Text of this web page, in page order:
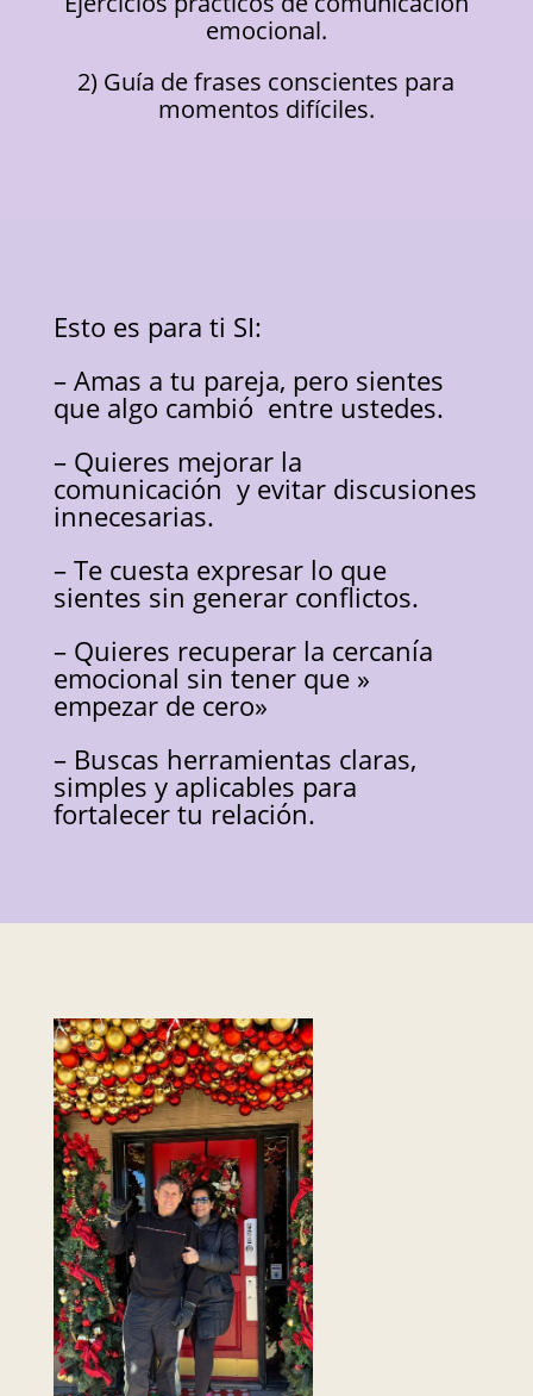
emocional.
2) Guía de frases conscientes para
momentos difíciles.
Esto es para ti SI:
– Amas a tu pareja, pero sientes
que algo cambió entre ustedes.
– Quieres mejorar la
comunicación y evitar discusiones
innecesarias.
– Te cuesta expresar lo que
sientes sin generar conflictos.
– Quieres recuperar la cercanía
emocional sin tener que »
empezar de cero»
– Buscas herramientas claras,
simples y aplicables para
fortalecer tu relación.